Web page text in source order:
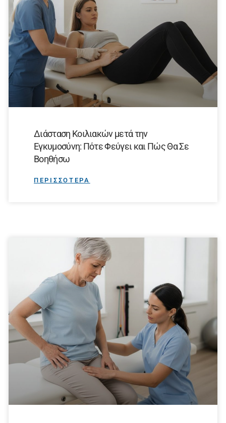
Διάσταση Κοιλιακών μετά την
Εγκυμοσύνη: Πότε Φεύγει και Πώς Θα Σε
Βοηθήσω
ΠΕΡΙΣΣΟΤΕΡΑ